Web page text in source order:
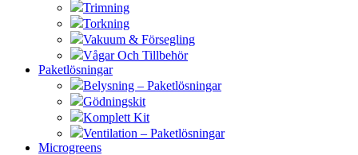
Trimning
Torkning
Vakuum & Försegling
Vågar Och Tillbehör
Paketlösningar
Belysning – Paketlösningar
Gödningskit
Komplett Kit
Ventilation – Paketlösningar
Microgreens